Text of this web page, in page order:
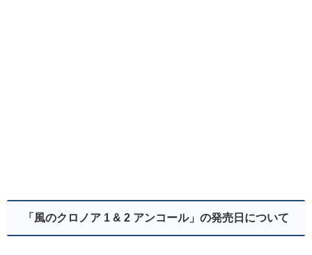
「風のクロノア 1 & 2 アンコール」の発売日について